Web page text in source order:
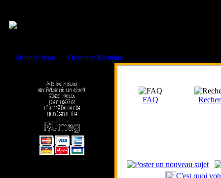
Identification
Devenez Membre
FAQ
C'est quoi